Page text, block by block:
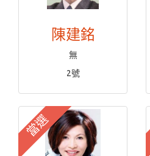
陳建銘
無
2號
當選